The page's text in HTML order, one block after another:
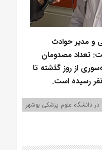
و مدیر حوادث
تعداد مصدومان
از روز گذشته تا
دانشگاه علوم پزشکی بوشهر